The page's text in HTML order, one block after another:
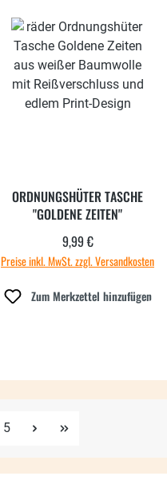
ORDNUNGSHÜTER TASCHE
"GOLDENE ZEITEN"
Regulärer Preis:
9,99 €
Preise inkl. MwSt. zzgl. Versandkosten
Zum Merkzettel hinzufügen
Seite
5